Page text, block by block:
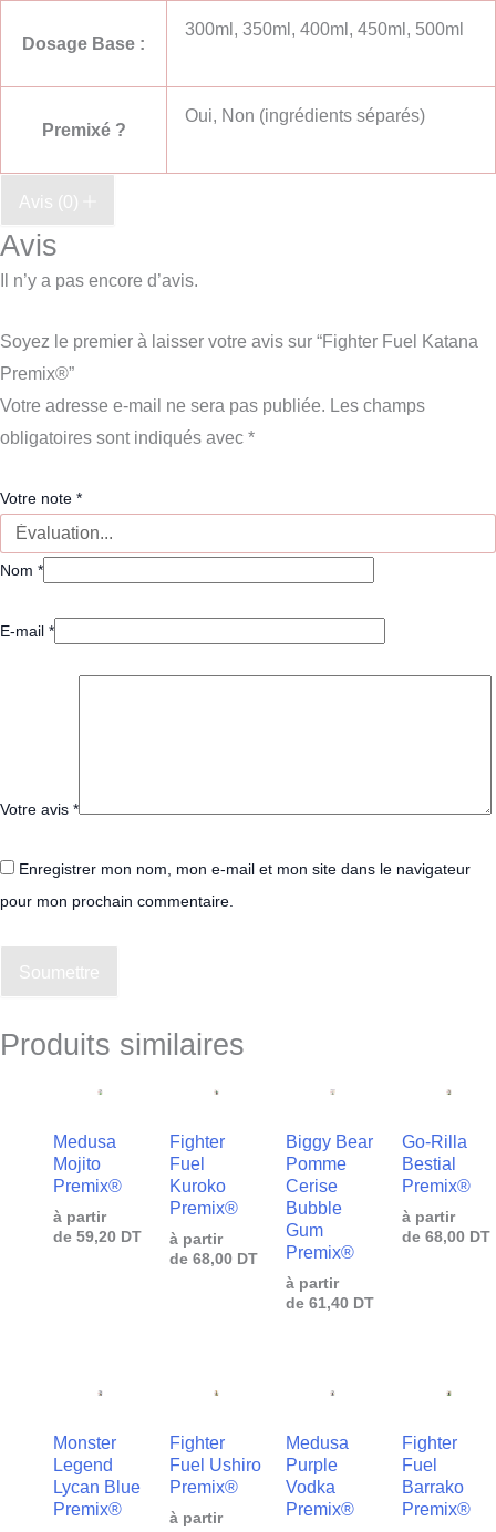
Dosage Base :
300ml, 350ml, 400ml, 450ml, 500ml
Premixé ?
Oui, Non (ingrédients séparés)
Avis (0)
Avis
Il n’y a pas encore d’avis.
Soyez le premier à laisser votre avis sur “Fighter Fuel Katana
Premix®”
Votre adresse e-mail ne sera pas publiée. Les champs
obligatoires sont indiqués avec *
Votre note *
Nom *
E-mail *
Votre avis *
Enregistrer mon nom, mon e-mail et mon site dans le navigateur
pour mon prochain commentaire.
Soumettre
Produits similaires
Medusa
Mojito
Premix®
à partir
de 59,20 DT
Fighter
Fuel
Kuroko
Premix®
à partir
de 68,00 DT
Biggy Bear
Pomme
Cerise
Bubble
Gum
Premix®
à partir
de 61,40 DT
Go-Rilla
Bestial
Premix®
à partir
de 68,00 DT
Monster
Legend
Lycan Blue
Premix®
Fighter
Fuel Ushiro
Premix®
à partir
Medusa
Purple
Vodka
Premix®
Fighter
Fuel
Barrako
Premix®